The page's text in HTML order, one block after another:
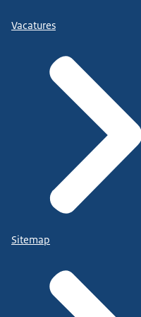
Vacatures
Sitemap